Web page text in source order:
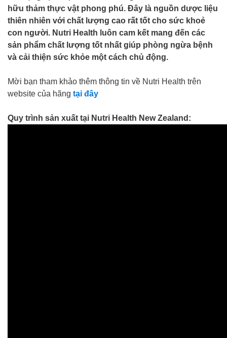
hữu thảm thực vật phong phú. Đây là nguồn dược liệu
thiên nhiên với chất lượng cao rất tốt cho sức khoẻ
con người. Nutri Health luôn cam kết mang đến các
sản phẩm chất lượng tốt nhất giúp phòng ngừa bệnh
và cải thiện sức khỏe một cách chủ động.
Mời bạn tham khảo thêm thông tin về Nutri Health trên
website của hãng tại đây
Quy trình sản xuất tại Nutri Health New Zealand: